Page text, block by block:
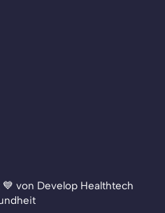
von Develop Healthtech